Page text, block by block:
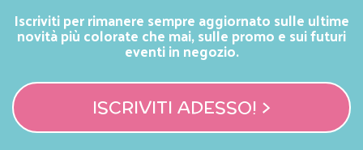
Iscriviti per rimanere sempre aggiornato sulle ultime
novità più colorate che mai, sulle promo e sui futuri
eventi in negozio.
ISCRIVITI ADESSO! >